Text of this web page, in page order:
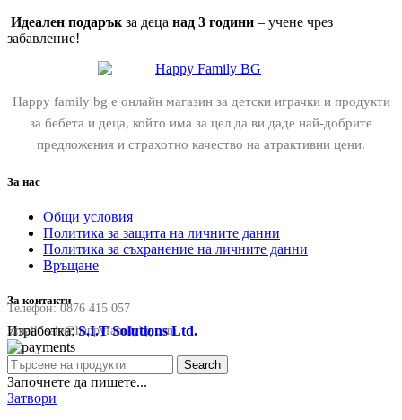
Идеален подарък за деца над 3 години – учене чрез
забавление!
Happy family bg е онлайн магазин за детски играчки и продукти
за бебета и деца, който има за цел да ви даде най-добрите
предложения и страхотно качество на атрактивни цени.
За нас
Общи условия
Политика за защита на личните данни
Политика за съхранение на личните данни
Връщане
За контакти
Телефон:0876 415 057
Email:sale@happyfamilybg.com
Изработка:S.I.T Solutions Ltd.
Search
Започнете да пишете...
Затвори